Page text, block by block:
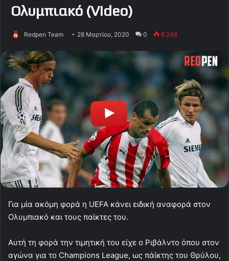
Ολυμπιακό (Video)
Redpen Team 28 Μαρτίου, 2020 0 8.248
Για μία ακόμη φορά η UEFA κάνει ειδική αναφορά στον
Ολυμπιακό και τους παίκτες του.
Αυτή τη φορά την τιμητική του είχε ο Ριβάλντο όπου στον
αγώνα για το Champions League, ως πάίκτης του Θρύλου,